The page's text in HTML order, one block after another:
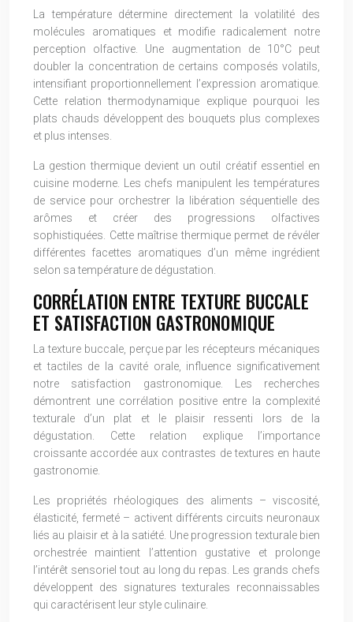
La température détermine directement la volatilité des
molécules aromatiques et modifie radicalement notre
perception olfactive. Une augmentation de 10°C peut
doubler la concentration de certains composés volatils,
intensifiant proportionnellement l’expression aromatique.
Cette relation thermodynamique explique pourquoi les
plats chauds développent des bouquets plus complexes
et plus intenses.
La gestion thermique devient un outil créatif essentiel en
cuisine moderne. Les chefs manipulent les températures
de service pour orchestrer la libération séquentielle des
arômes et créer des progressions olfactives
sophistiquées. Cette maîtrise thermique permet de révéler
différentes facettes aromatiques d’un même ingrédient
selon sa température de dégustation.
CORRÉLATION ENTRE TEXTURE BUCCALE
ET SATISFACTION GASTRONOMIQUE
La texture buccale, perçue par les récepteurs mécaniques
et tactiles de la cavité orale, influence significativement
notre satisfaction gastronomique. Les recherches
démontrent une corrélation positive entre la complexité
texturale d’un plat et le plaisir ressenti lors de la
dégustation. Cette relation explique l’importance
croissante accordée aux contrastes de textures en haute
gastronomie.
Les propriétés rhéologiques des aliments – viscosité,
élasticité, fermeté – activent différents circuits neuronaux
liés au plaisir et à la satiété. Une progression texturale bien
orchestrée maintient l’attention gustative et prolonge
l’intérêt sensoriel tout au long du repas. Les grands chefs
développent des signatures texturales reconnaissables
qui caractérisent leur style culinaire.